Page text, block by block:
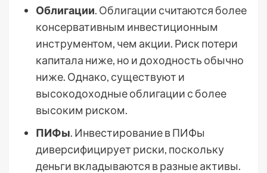
Облигации. Облигации считаются более
консервативным инвестиционным
инструментом, чем акции. Риск потери
капитала ниже, но и доходность обычно
ниже. Однако, существуют и
высокодоходные облигации с более
высоким риском.
ПИФы. Инвестирование в ПИФы
диверсифицирует риски, поскольку
деньги вкладываются в разные активы.